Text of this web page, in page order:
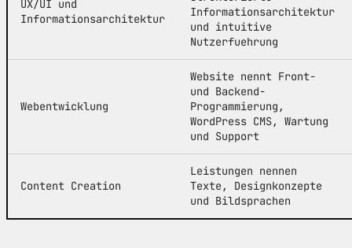
UX/UI und
Informationsarchitektur
Informationsarchitektur
und intuitive
Nutzerfuehrung
Webentwicklung
Website nennt Front-
und Backend-
Programmierung,
WordPress CMS, Wartung
und Support
Content Creation
Leistungen nennen
Texte, Designkonzepte
und Bildsprachen